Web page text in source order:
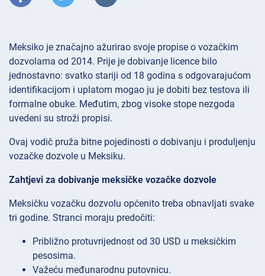
Meksiko je značajno ažurirao svoje propise o vozačkim
dozvolama od 2014. Prije je dobivanje licence bilo
jednostavno: svatko stariji od 18 godina s odgovarajućom
identifikacijom i uplatom mogao ju je dobiti bez testova ili
formalne obuke. Međutim, zbog visoke stope nezgoda
uvedeni su stroži propisi.
Ovaj vodič pruža bitne pojedinosti o dobivanju i produljenju
vozačke dozvole u Meksiku.
Zahtjevi za dobivanje meksičke vozačke dozvole
Meksičku vozačku dozvolu općenito treba obnavljati svake
tri godine. Stranci moraju predočiti:
Približno protuvrijednost od 30 USD u meksičkim
pesosima.
Važeću međunarodnu putovnicu.